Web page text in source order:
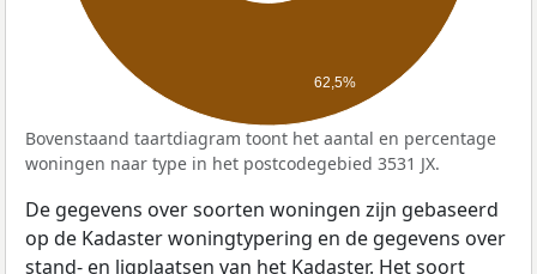
62,5%
Bovenstaand taartdiagram toont het aantal en percentage
woningen naar type in het postcodegebied 3531 JX.
De gegevens over soorten woningen zijn gebaseerd
op de Kadaster woningtypering en de gegevens over
stand- en ligplaatsen van het Kadaster. Het soort